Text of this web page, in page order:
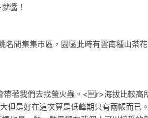
醬！
間集集市區，園區此時有雲南種山茶
帶著我們去找螢火蟲。<r>海拔比較高
是好在這次算是低峰期只有兩帳而已